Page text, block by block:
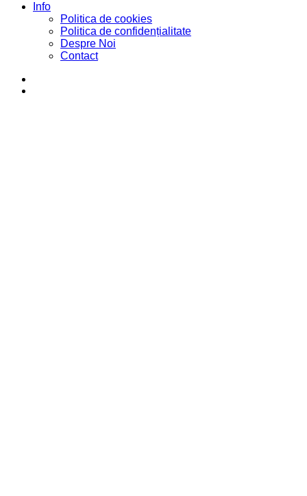
Info
Politica de cookies
Politica de confidențialitate
Despre Noi
Contact